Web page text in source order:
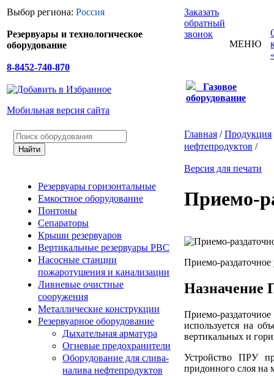
Выбор региона: Россия
Резервуары и технологическое
оборудование
8-8452-740-870
Мобильная версия сайта
Заказать
обратный
звонок
МЕНЮ
Газовое
оборудование
Резервуары горизонтальные
Емкостное оборудование
Понтоны
Сепараторы
Крыши резервуаров
Вертикальные резервуары РВС
Насосные станции
пожаротушения и канализации
Ливневые очистные
сооружения
Металлические конструкции
Резервуарное оборудование
Дыхательная арматура
Огневые предохранители
Оборудование для слива-
налива нефтепродуктов
Главная /Продукция
нефтепродуктов /
Версия для печати
Приемо-
Приемо-
Назначение
Приемо-
используется на
вертикальных и
Устройство ПРУ
придонного слоя на